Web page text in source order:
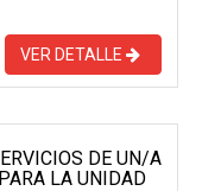
VER DETALLE
DE UN/A
LA UNIDAD